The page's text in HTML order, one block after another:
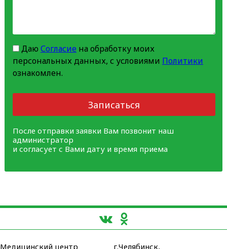
Даю Согласиена обработку моих
персональных данных, с условиями Политики
ознакомлен.
Записаться
После отправки заявки Вам позвонит наш
администратор
и согласует с Вами дату и время приема
Медицинский центр г.Челябинск,